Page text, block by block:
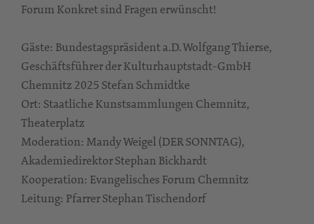
Forum Konkret sind Fragen erwünscht!
Gäste: Bundestagspräsident a.D. Wolfgang Thierse,
Geschäftsführer der Kulturhauptstadt-GmbH
Chemnitz 2025 Stefan Schmidtke
Ort: Staatliche Kunstsammlungen Chemnitz,
Theaterplatz
Moderation: Mandy Weigel (DER SONNTAG),
Akademiedirektor Stephan Bickhardt
Kooperation: Evangelisches Forum Chemnitz
Leitung: Pfarrer Stephan Tischendorf